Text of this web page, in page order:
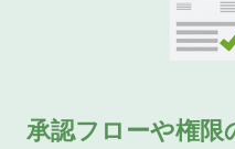
承認フローや権限